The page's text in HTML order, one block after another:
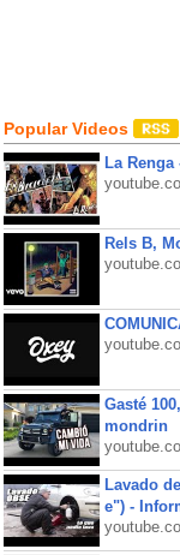
Popular Videos
La
Rels B,
Gasté
mondrin
Lavado
e") -